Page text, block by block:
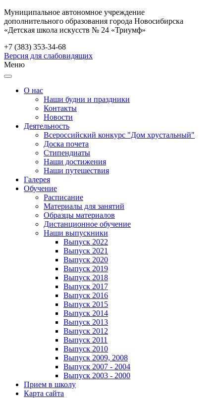
Муниципальное автономное учреждение
дополнительного образования города Новосибирска
«Детская школа искусств № 24 «Триумф»
+7 (383) 353-34-68
Версия для слабовидящих
Меню
О нас
Наши будни и праздники
Контакты
Новости
Деятельность
Всероссийский конкурс "Дом хрустальный"
Доска почета
Стипендиаты
Наши достижения
Наши путешествия
Галерея
Обучение
Расписание
Материалы для занятий
Образцы материалов
Дистанционное обучение
Наши выпускники
Выпуск 2022
Выпуск 2021
Выпуск 2020
Выпуск 2019
Выпуск 2018
Выпуск 2017
Выпуск 2016
Выпуск 2015
Выпуск 2014
Выпуск 2013
Выпуск 2012
Выпуск 2011
Выпуск 2010
Выпуск 2009, 2008
Выпуск 2007 - 2004
Выпуск 2003 - 2000
Прием в школу
Карта сайта